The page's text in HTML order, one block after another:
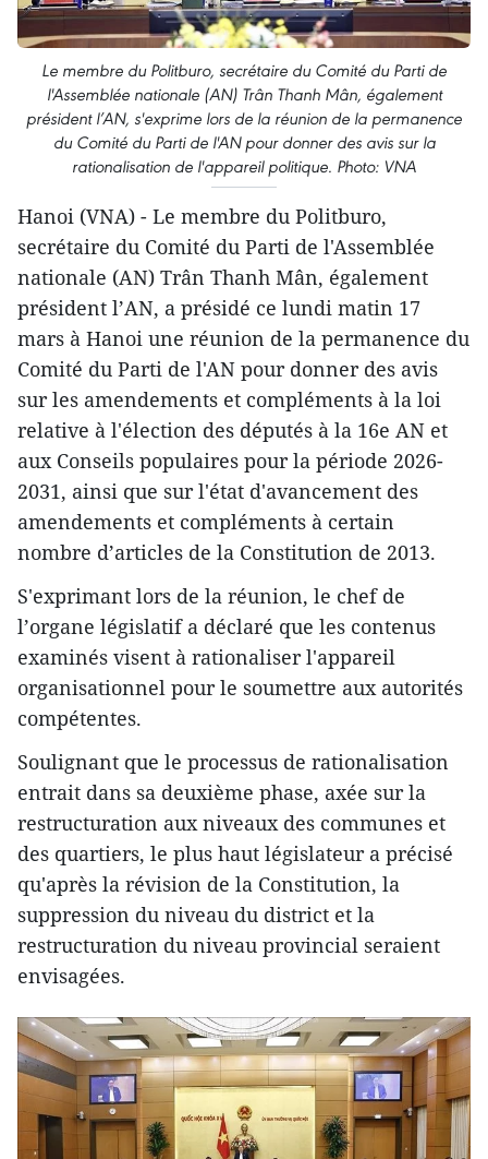
Le membre du Politburo, secrétaire du Comité du Parti de
l'Assemblée nationale (AN) Trân Thanh Mân, également
président l’AN, s'exprime lors de la réunion de la permanence
du Comité du Parti de l'AN pour donner des avis sur la
rationalisation de l'appareil politique. Photo: VNA
Hanoi (VNA) - Le membre du Politburo,
secrétaire du Comité du Parti de l'Assemblée
nationale (AN) Trân Thanh Mân, également
président l’AN, a présidé ce lundi matin 17
mars à Hanoi une réunion de la permanence du
Comité du Parti de l'AN pour donner des avis
sur les amendements et compléments à la loi
relative à l'élection des députés à la 16e AN et
aux Conseils populaires pour la période 2026-
2031, ainsi que sur l'état d'avancement des
amendements et compléments à certain
nombre d’articles de la Constitution de 2013.
S'exprimant lors de la réunion, le chef de
l’organe législatif a déclaré que les contenus
examinés visent à rationaliser l'appareil
organisationnel pour le soumettre aux autorités
compétentes.
Soulignant que le processus de rationalisation
entrait dans sa deuxième phase, axée sur la
restructuration aux niveaux des communes et
des quartiers, le plus haut législateur a précisé
qu'après la révision de la Constitution, la
suppression du niveau du district et la
restructuration du niveau provincial seraient
envisagées.